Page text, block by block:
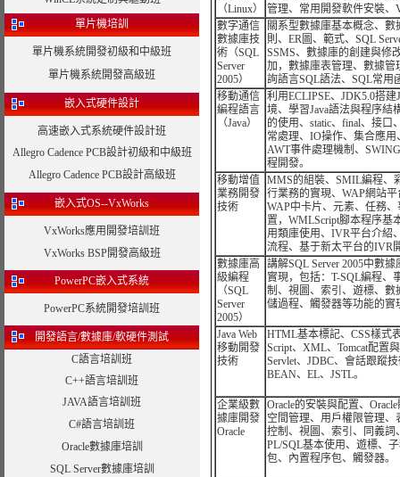
單片機培訓
單片機系統開發初級和中級班
單片機系統開發高級班
嵌入式硬件設計
高速嵌入式系統硬件設計班
Allegro Cadence PCB設計初級和中級班
Allegro Cadence PCB設計高級班
嵌入式OS--VxWorks
VxWorks應用開發培訓班
VxWorks BSP開發高級班
PowerPC嵌入式系統
PowerPC系統開發培訓班
開發語言/數據庫/軟硬件測試
C語言培訓班
C++語言培訓班
JAVA語言培訓班
C#語言培訓班
Oracle數據庫培訓
SQL Server數據庫培訓
（Linux）
管理、常用開發軟件安裝、
數字通信
數據庫技
術（SQL
Server
2005）
關系型數據庫基本概念、數
則、ER圖、範式、SQL
SSMS、數據庫的創建與修
加，數據庫表管理、數據管
詢語言SQL語法、SQL常用
移動通信
編程語言
（Java）
利用ECLIPSE、JDK5.0搭建
境、學習Java語法與程序結
的使用、static、final、接口
常處理、IO操作、集合應用
AWT事件處理機制、
程開發。
移動增值
業務開發
技術
MMS的組裝、SMIL編程、
行業務的實現、WAP網站
WAP中卡片、元素、任務
置，WMLScript腳本程序基
用類庫使用、IVR平台介紹
流程、基于新太平台的IVR
數據庫高
級編程
（SQL
Server
2005）
講解SQL Server 2005中數
實現，包括：T-SQL編程、
制、視圖、索引、遊標、數
儲過程、觸發器等功能的實
Java Web
移動開發
技術
HTML基本標記、CSS樣式
Script、XML、Tomcat配置
Servlet、JDBC、會話跟蹤技
BEAN、EL、JSTL。
企業級數
據庫開發
Oracle
Oracle的安裝與配置、
空間管理、用戶權限管理、
控制、視圖、索引、同義詞
PL/SQL基本使用、遊標、
包、內置程序包、觸發器。